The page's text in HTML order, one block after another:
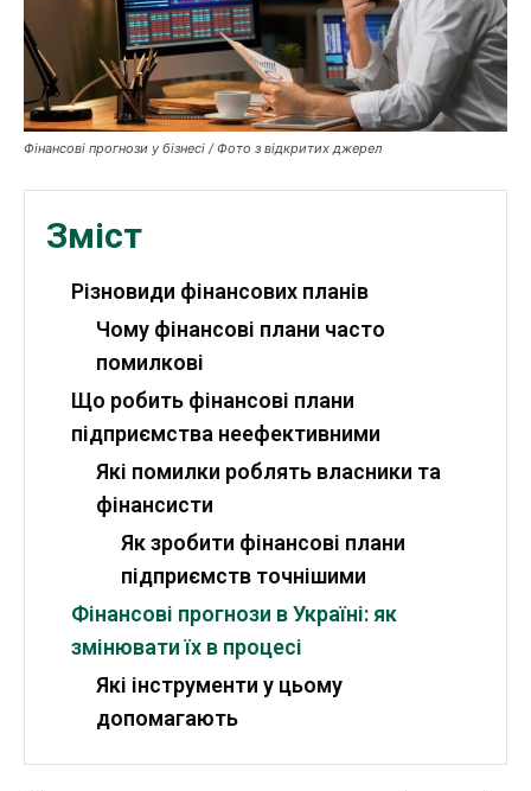
Криптовалюта
Робота і освіта
Публікації
Ми в соц. мережах
Фінансові прогнози у бізнесі / Фото з відкритих джерел
Зміст
Різновиди фінансових планів
Чому фінансові плани часто
помилкові
Що робить фінансові плани
підприємства неефективними
Які помилки роблять власники та
фінансисти
Як зробити фінансові плани
підприємств точнішими
Фінансові прогнози в Україні: як
змінювати їх в процесі
Які інструменти у цьому
допомагають